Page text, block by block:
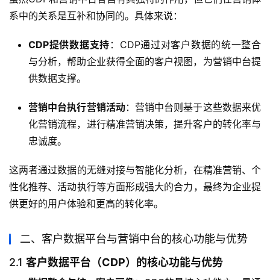
系中的关系是互补和协同的。具体来说：
CDP提供数据支持 ：CDP通过对客户数据的统一整合
与分析，帮助企业获得全面的客户视图，为营销中台提
供数据支撑。
营销中台执行营销活动：营销中台则基于这些数据来优
化营销流程，进行精准营销决策，提升客户的转化率与
忠诚度。
这两者通过数据的无缝对接与智能化分析，在精准营销、个
性化推荐、活动执行等方面形成强大的合力，最终为企业提
供更好的用户体验和更高的转化率。
二、客户数据平台与营销中台的核心功能与优势
2.1 客户数据平台（CDP）的核心功能与优势